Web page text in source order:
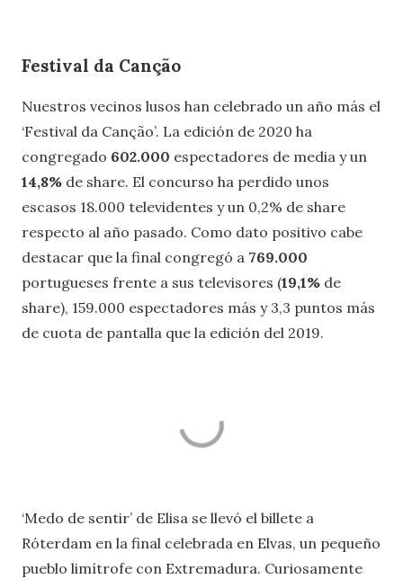
Festival da Canção
Nuestros vecinos lusos han celebrado un año más el
‘Festival da Canção’. La edición de 2020 ha
congregado 602.000 espectadores de media y un
14,8% de share. El concurso ha perdido unos
escasos 18.000 televidentes y un 0,2% de share
respecto al año pasado. Como dato positivo cabe
destacar que la final congregó a 769.000
portugueses frente a sus televisores (19,1% de
share), 159.000 espectadores más y 3,3 puntos más
de cuota de pantalla que la edición del 2019.
‘Medo de sentir’ de Elisa se llevó el billete a
Róterdam en la final celebrada en Elvas, un pequeño
pueblo limítrofe con Extremadura. Curiosamente